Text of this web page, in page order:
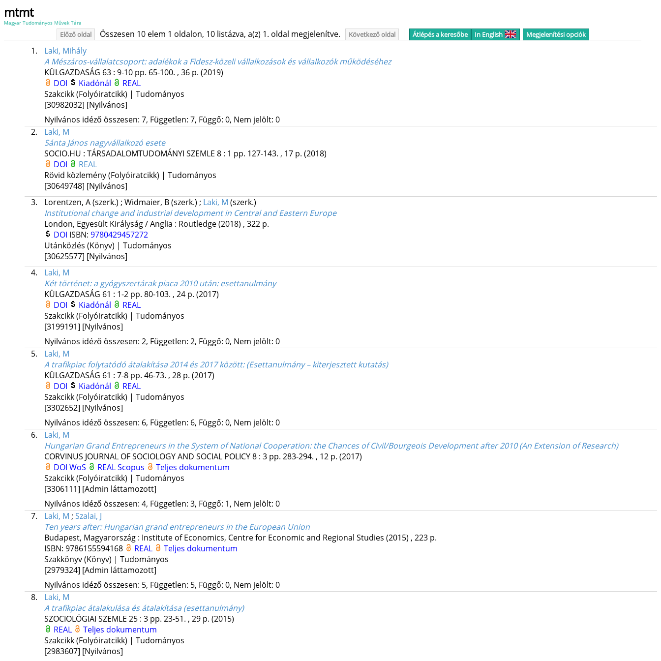
mtmt
Magyar Tudományos Művek Tára
Előző oldal Összesen 10 elem 1 oldalon, 10 listázva, a(z) 1. oldal megjelenítve. Következő oldal Átlépés a keresőbe In English Megjelenítési opciók
1.
Laki, Mihály
A Mészáros-vállalatcsoport: adalékok a Fidesz-közeli vállalkozások és vállalkozók működéséhez
KÜLGAZDASÁG 63: 9-10 pp. 65-100. , 36 p. (2019)
DOI
Kiadónál
REAL
Szakcikk (Folyóiratcikk) | Tudományos
[30982032] [Nyilvános]
Nyilvános idéző összesen: 7, Független: 7, Függő: 0, Nem jelölt: 0
2.
Laki, M
Sánta János nagyvállalkozó esete
SOCIO.HU : TÁRSADALOMTUDOMÁNYI SZEMLE 8: 1 pp. 127-143. , 17 p. (2018)
DOI
REAL
Rövid közlemény (Folyóiratcikk) | Tudományos
[30649748] [Nyilvános]
3.
Lorentzen, A(szerk.) ; Widmaier, B(szerk.) ; Laki, M (szerk.)
Institutional change and industrial development in Central and Eastern Europe
London, Egyesült Királyság / Anglia : Routledge(2018) , 322 p.
DOI ISBN: 9780429457272
Utánközlés (Könyv) | Tudományos
[30625577] [Nyilvános]
4.
Laki, M
Két történet: a gyógyszertárak piaca 2010 után: esettanulmány
KÜLGAZDASÁG 61 : 1-2 pp. 80-103. , 24 p. (2017)
DOI
Kiadónál
REAL
Szakcikk (Folyóiratcikk) | Tudományos
[3199191] [Nyilvános]
Nyilvános idéző összesen: 2, Független: 2, Függő: 0, Nem jelölt: 0
5.
Laki, M
A trafikpiac folytatódó átalakítása 2014 és 2017 között: (Esettanulmány – kiterjesztett kutatás)
KÜLGAZDASÁG 61 : 7-8 pp. 46-73. , 28 p. (2017)
DOI
Kiadónál
REAL
Szakcikk (Folyóiratcikk) | Tudományos
[3302652] [Nyilvános]
Nyilvános idéző összesen: 6, Független: 6, Függő: 0, Nem jelölt: 0
6.
Laki, M
Hungarian Grand Entrepreneurs in the System of National Cooperation: the Chances of Civil/Bourgeois Development after 2010 (An Extension of Research)
CORVINUS JOURNAL OF SOCIOLOGY AND SOCIAL POLICY8: 3 pp. 283-294. , 12 p. (2017)
DOI WoS REALScopus
Teljes dokumentum
Szakcikk (Folyóiratcikk) | Tudományos
[3306111] [Admin láttamozott]
Nyilvános idéző összesen: 4, Független: 3, Függő: 1, Nem jelölt: 0
7.
Laki, M ; Szalai, J
Ten years after: Hungarian grand entrepreneurs in the European Union
Budapest, Magyarország : Institute of Economics, Centre for Economic and Regional Studies (2015) , 223 p.
ISBN: 9786155594168 REAL
Teljes dokumentum
Szakkönyv (Könyv) | Tudományos
[2979324] [Admin láttamozott]
Nyilvános idéző összesen: 5, Független: 5, Függő: 0, Nem jelölt: 0
8.
Laki, M
A trafikpiac átalakulása és átalakítása (esettanulmány)
SZOCIOLÓGIAI SZEMLE 25: 3 pp. 23-51. , 29 p. (2015)
REAL
Teljes dokumentum
Szakcikk (Folyóiratcikk) | Tudományos
[2983607] [Nyilvános]